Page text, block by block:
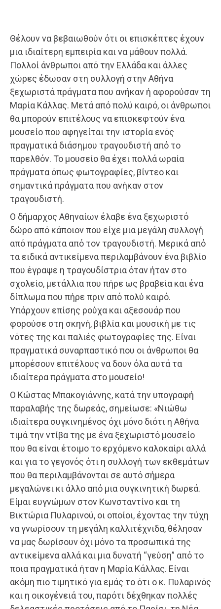
Θέλουν να βεβαιωθούν ότι οι επισκέπτες έχουν
μια ιδιαίτερη εμπειρία και να μάθουν πολλά.
Πολλοί άνθρωποι από την Ελλάδα και άλλες
χώρες έδωσαν στη συλλογή στην Αθήνα
ξεχωριστά πράγματα που ανήκαν ή αφορούσαν τη
Μαρία Κάλλας. Μετά από πολύ καιρό, οι άνθρωποι
θα μπορούν επιτέλους να επισκεφτούν ένα
μουσείο που αφηγείται την ιστορία ενός
πραγματικά διάσημου τραγουδιστή από το
παρελθόν. Το μουσείο θα έχει πολλά ωραία
πράγματα όπως φωτογραφίες, βίντεο και
σημαντικά πράγματα που ανήκαν στον
τραγουδιστή.
Ο δήμαρχος Αθηναίων έλαβε ένα ξεχωριστό
δώρο από κάποιον που είχε μια μεγάλη συλλογή
από πράγματα από τον τραγουδιστή. Μερικά από
τα ειδικά αντικείμενα περιλαμβάνουν ένα βιβλίο
που έγραψε η τραγουδίστρια όταν ήταν στο
σχολείο, μετάλλια που πήρε ως βραβεία και ένα
δίπλωμα που πήρε πριν από πολύ καιρό.
Υπάρχουν επίσης ρούχα και αξεσουάρ που
φορούσε στη σκηνή, βιβλία και μουσική με τις
νότες της και παλιές φωτογραφίες της. Είναι
πραγματικά συναρπαστικό που οι άνθρωποι θα
μπορέσουν επιτέλους να δουν όλα αυτά τα
ιδιαίτερα πράγματα στο μουσείο!
Ο Κώστας Μπακογιάννης, κατά την υπογραφή
παραλαβής της δωρεάς, σημείωσε: «Νιώθω
ιδιαίτερα συγκινημένος όχι μόνο διότι η Αθήνα
τιμά την ντίβα της με ένα ξεχωριστό μουσείο
που θα είναι έτοιμο το ερχόμενο καλοκαίρι αλλά
και για το γεγονός ότι η συλλογή των εκθεμάτων
που θα περιλαμβάνονται σε αυτό σήμερα
μεγαλώνει κι άλλο από μια συγκινητική δωρεά.
Είμαι ευγνώμων στον Κωνσταντίνο και τη
Βικτώρια Πυλαρινού, οι οποίοι, έχοντας την τύχη
να γνωρίσουν τη μεγάλη καλλιτέχνιδα, θέλησαν
να μας δωρίσουν όχι μόνο τα προσωπικά της
αντικείμενα αλλά και μια δυνατή “γεύση” από το
ποια πραγματικά ήταν η Μαρία Κάλλας. Είναι
ακόμη πιο τιμητικό για εμάς το ότι ο κ. Πυλαρινός
και η οικογένειά του, παρότι δέχθηκαν πολλές